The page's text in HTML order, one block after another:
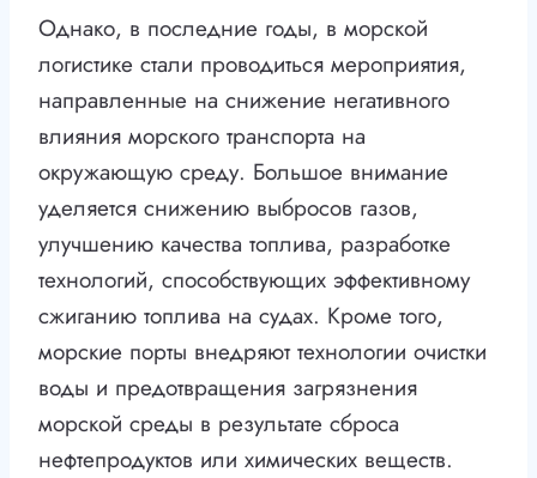
Однако, в последние годы, в морской
логистике стали проводиться мероприятия,
направленные на снижение негативного
влияния морского транспорта на
окружающую среду. Большое внимание
уделяется снижению выбросов газов,
улучшению качества топлива, разработке
технологий, способствующих эффективному
сжиганию топлива на судах. Кроме того,
морские порты внедряют технологии очистки
воды и предотвращения загрязнения
морской среды в результате сброса
нефтепродуктов или химических веществ.